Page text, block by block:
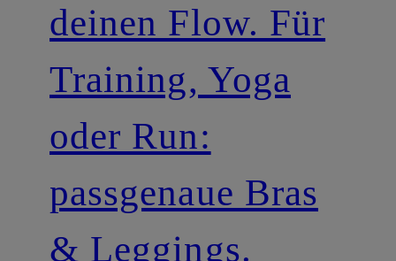
deinen Flow. Für
Training, Yoga
oder Run:
passgenaue Bras
& Leggings.